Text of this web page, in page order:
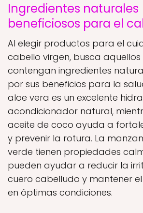
Ingredientes naturales
beneficiosos para el
Al elegir productos para el
cabello virgen, busca aquellos
contengan ingredientes
por sus beneficios para la
aloe vera es un excelente
acondicionador natural,
aceite de coco ayuda a
y prevenir la rotura. La
verde tienen propiedades
pueden ayudar a reducir la
cuero cabelludo y mantener
en óptimas condiciones.